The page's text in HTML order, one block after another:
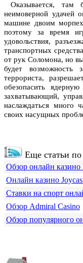
Оказывается,
неимоверной удачей
машине двоим
поэтому за время
удовольствия,
транспортных
от рук Соломона, но вы
будет возможность
террориста,
обезопасить
захватывающий,
наслаждаться много
своих насущных
Еще статьи по
Обзор онлайн казино
Онлайн казино
Ставки на спорт
Обзор Admiral Casino
Обзор популярного